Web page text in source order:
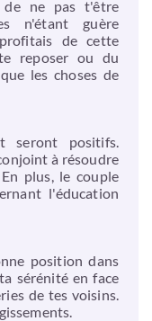
ne pas t'être
n'étant guère
de cette
reposer ou du
les choses de
seront positifs.
à résoudre
plus, le couple
l'éducation
position dans
sérénité en face
de tes voisins.